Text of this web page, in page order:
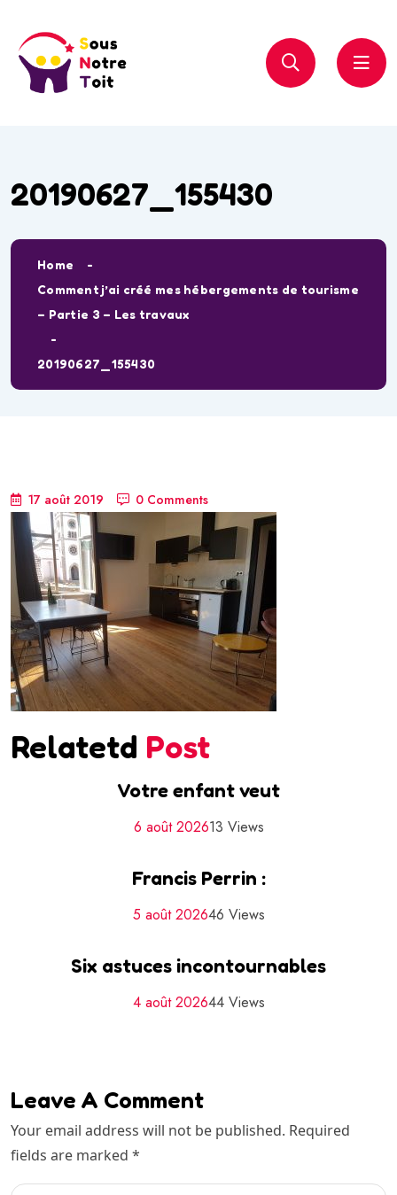
20190627_155430
Home
Comment j’ai créé mes hébergements de tourisme
– Partie 3 – Les travaux
20190627_155430
17 août 2019 0 Comments
Relatetd Post
Votre enfant veut
6 août 202613 Views
Francis Perrin :
5 août 202646 Views
Six astuces incontournables
4 août 202644 Views
Leave A Comment
Your email address will not be published. Required
fields are marked *